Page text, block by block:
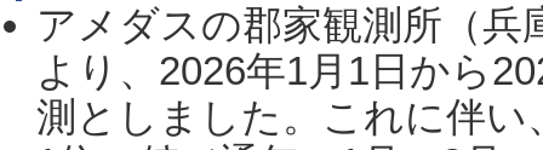
アメダスの郡家観測所（
より、2026年1月1日から
測としました。これに伴い